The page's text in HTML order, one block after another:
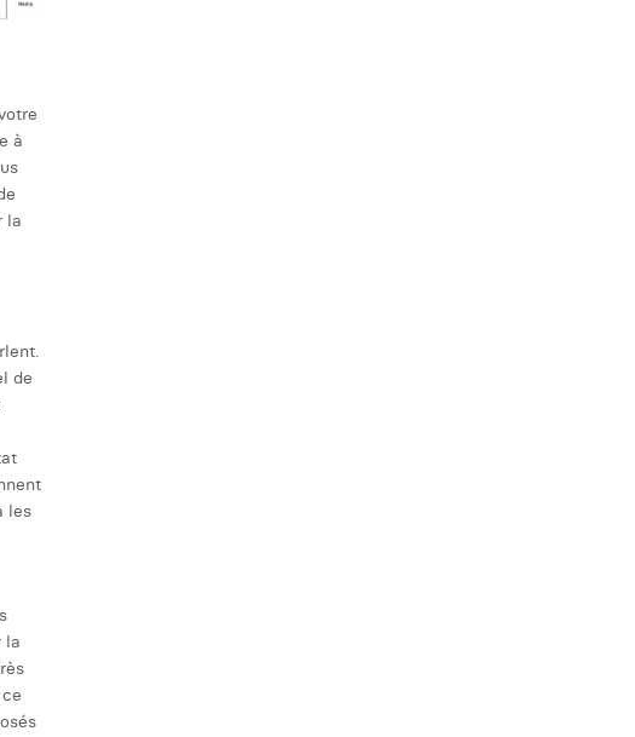
à
la
de
les
la